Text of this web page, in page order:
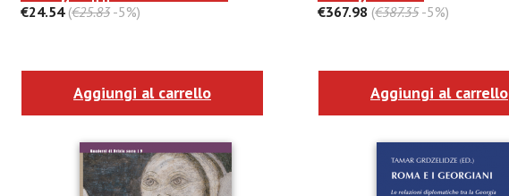
€24.54 (€25.83 -5%)
Aggiungi al carrello
€367.98 (€387.35-5%)
Aggiungi al carrello